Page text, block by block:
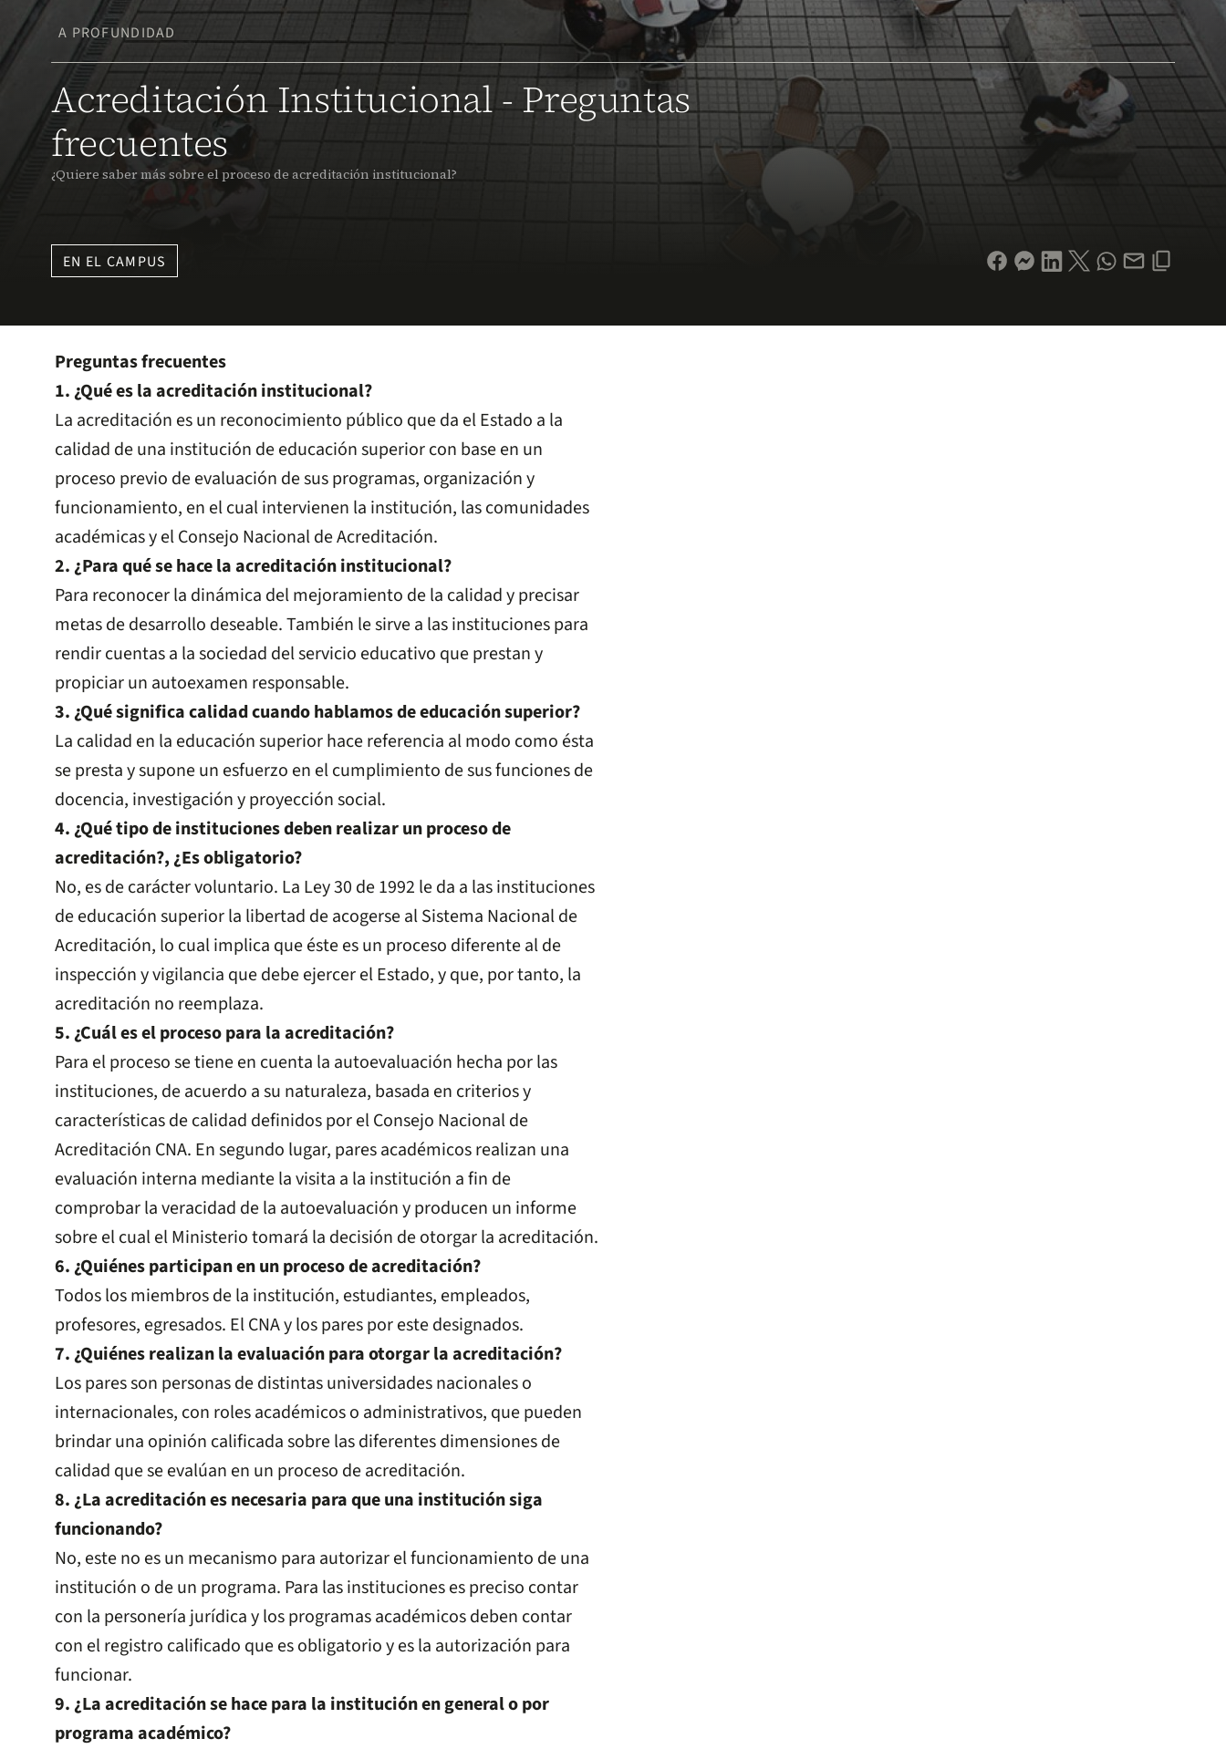
A PROFUNDIDAD
Acreditación Institucional - Preguntas
frecuentes
¿Quiere saber más sobre el proceso de acreditación institucional?
EN EL CAMPUS
Preguntas frecuentes
1. ¿Qué es la acreditación institucional?
La acreditación es un reconocimiento público que da el Estado a la
calidad de una institución de educación superior con base en un
proceso previo de evaluación de sus programas, organización y
funcionamiento, en el cual intervienen la institución, las comunidades
académicas y el Consejo Nacional de Acreditación.
2. ¿Para qué se hace la acreditación institucional?
Para reconocer la dinámica del mejoramiento de la calidad y precisar
metas de desarrollo deseable. También le sirve a las instituciones para
rendir cuentas a la sociedad del servicio educativo que prestan y
propiciar un autoexamen responsable.
3. ¿Qué significa calidad cuando hablamos de educación superior?
La calidad en la educación superior hace referencia al modo como ésta
se presta y supone un esfuerzo en el cumplimiento de sus funciones de
docencia, investigación y proyección social.
4. ¿Qué tipo de instituciones deben realizar un proceso de
acreditación?, ¿Es obligatorio?
No, es de carácter voluntario. La Ley 30 de 1992 le da a las instituciones
de educación superior la libertad de acogerse al Sistema Nacional de
Acreditación, lo cual implica que éste es un proceso diferente al de
inspección y vigilancia que debe ejercer el Estado, y que, por tanto, la
acreditación no reemplaza.
5. ¿Cuál es el proceso para la acreditación?
Para el proceso se tiene en cuenta la autoevaluación hecha por las
instituciones, de acuerdo a su naturaleza, basada en criterios y
características de calidad definidos por el Consejo Nacional de
Acreditación CNA. En segundo lugar, pares académicos realizan una
evaluación interna mediante la visita a la institución a fin de
comprobar la veracidad de la autoevaluación y producen un informe
sobre el cual el Ministerio tomará la decisión de otorgar la acreditación.
6. ¿Quiénes participan en un proceso de acreditación?
Todos los miembros de la institución, estudiantes, empleados,
profesores, egresados. El CNA y los pares por este designados.
7. ¿Quiénes realizan la evaluación para otorgar la acreditación?
Los pares son personas de distintas universidades nacionales o
internacionales, con roles académicos o administrativos, que pueden
brindar una opinión calificada sobre las diferentes dimensiones de
calidad que se evalúan en un proceso de acreditación.
8. ¿La acreditación es necesaria para que una institución siga
funcionando?
No, este no es un mecanismo para autorizar el funcionamiento de una
institución o de un programa. Para las instituciones es preciso contar
con la personería jurídica y los programas académicos deben contar
con el registro calificado que es obligatorio y es la autorización para
funcionar.
9. ¿La acreditación se hace para la institución en general o por
programa académico?